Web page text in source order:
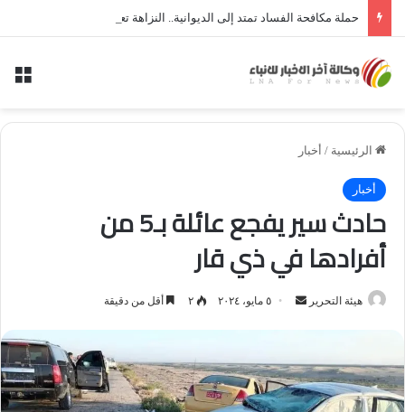
الرئيسية / أخبار
أخبار
حادث سير يفجع عائلة بـ5 من
أفرادها في ذي قار
هيئة التحرير
أرسل ٥ مايو، ٢٠٢٤ ٢ أقل من دقيقة